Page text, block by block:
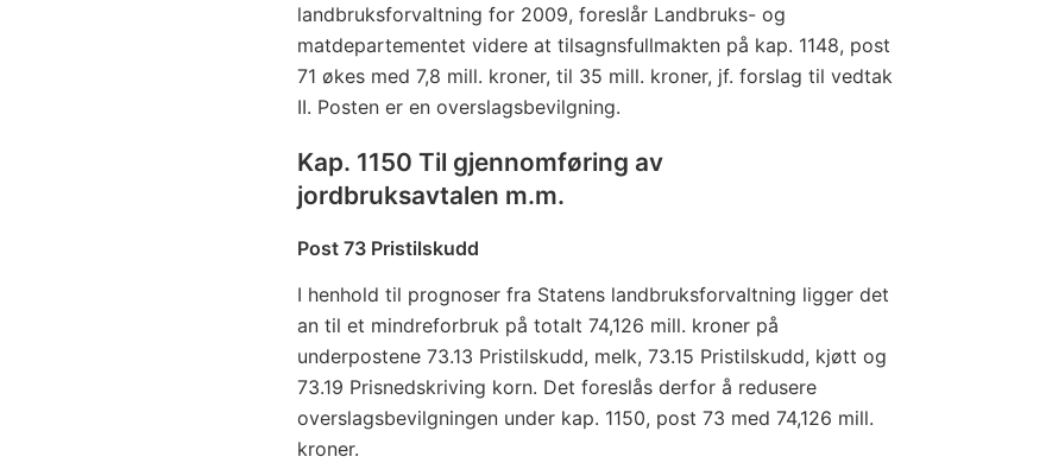
landbruksforvaltning for 2009, foreslår Landbruks- og
matdepartementet videre at tilsagnsfullmakten på kap. 1148, post
71 økes med 7,8 mill. kroner, til 35 mill. kroner, jf. forslag til vedtak
II. Posten er en overslagsbevilgning.
Kap. 1150 Til gjennomføring av
jordbruksavtalen m.m.
Post 73 Pristilskudd
I henhold til prognoser fra Statens landbruksforvaltning ligger det
an til et mindreforbruk på totalt 74,126 mill. kroner på
underpostene 73.13 Pristilskudd, melk, 73.15 Pristilskudd, kjøtt og
73.19 Prisnedskriving korn. Det foreslås derfor å redusere
overslagsbevilgningen under kap. 1150, post 73 med 74,126 mill.
kroner.